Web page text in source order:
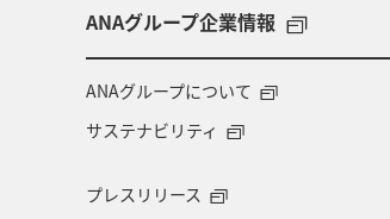
ANAグループ企業情報
ANAグループについて
サステナビリティ
プレスリリース